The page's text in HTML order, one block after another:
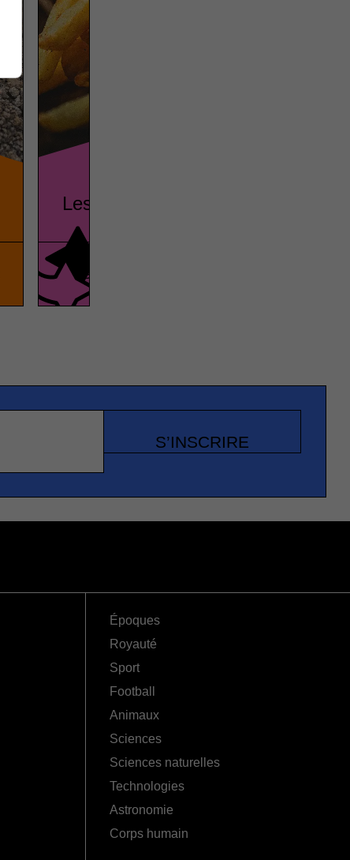
Les frites
Gastronomie
S’INSCRIRE
Époques
Royauté
Sport
Football
Animaux
Sciences
Sciences naturelles
Technologies
Astronomie
Corps humain